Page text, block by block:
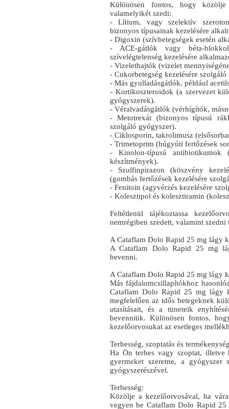
Különösen fontos, hogy
valamelyikét szedi:
- Lítium, vagy szelektív
bizonyos típusainak kezelésére
- Digoxin (szívbetegségek esetén
- ACE-gátlók vagy béta-
szívelégtelenség kezelésére
- Vizelethajtók (vizelet
- Cukorbetegség kezelésére
- Más gyulladásgátlók, például
- Kortikoszteroidok (a szervezet
gyógyszerek).
- Véralvadásgátlók (vérhígítók,
- Metotrexát (bizonyos típusú
szolgáló gyógyszer).
- Ciklosporin, takrolimusz
- Trimetoprim (húgyúti fertőzések
- Kinolon-típusú antibiotikumok
készítmények).
- Szulfinpirazon (köszvény
(gombás fertőzések kezelésére
- Fenitoin (agyvérzés kezelésére
- Kolesztipol és kolesztiramin
Feltétlenül tájékoztassa
nemrégiben szedett, valamint
A Cataflam Dolo Rapid 25 mg lágy
A Cataflam Dolo Rapid 25 mg
bevenni.
A Cataflam Dolo Rapid 25 mg lágy
Más fájdalomcsillapítókhoz
Cataflam Dolo Rapid 25 mg lágy
megfelelően az idős betegeknek
utasításait, és a tüneteik
bevenniük. Különösen fontos,
kezelőorvosukat az esetleges
Terhesség, szoptatás és
Ha Ön terhes vagy szoptat, illetve
gyermeket szeretne, a gyógyszer
gyógyszerészével.
Terhesség:
Közölje a kezelőorvosával, ha
vegyen be Cataflam Dolo Rapid